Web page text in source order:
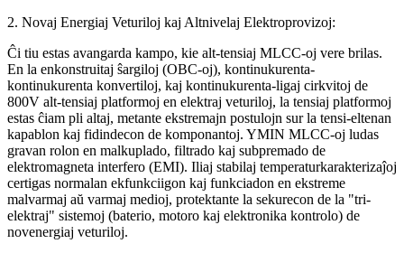
2. Novaj Energiaj Veturiloj kaj Altnivelaj Elektroprovizoj:
Ĉi tiu estas avangarda kampo, kie alt-tensiaj MLCC-oj vere brilas.
En la enkonstruitaj ŝargiloj (OBC-oj), kontinukurenta-
kontinukurenta konvertiloj, kaj kontinukurenta-ligaj cirkvitoj de
800V alt-tensiaj platformoj en elektraj veturiloj, la tensiaj platformoj
estas ĉiam pli altaj, metante ekstremajn postulojn sur la tensi-eltenan
kapablon kaj fidindecon de komponantoj. YMIN MLCC-oj ludas
gravan rolon en malkuplado, filtrado kaj subpremado de
elektromagneta interfero (EMI). Iliaj stabilaj temperaturkarakterizaĵoj
certigas normalan ekfunkciigon kaj funkciadon en ekstreme
malvarmaj aŭ varmaj medioj, protektante la sekurecon de la "tri-
elektraj" sistemoj (baterio, motoro kaj elektronika kontrolo) de
novenergiaj veturiloj.